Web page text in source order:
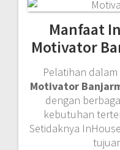
Manfaat
Motivator
Pelatihan
Motivator
dengan
kebutuhan
Setidaknya